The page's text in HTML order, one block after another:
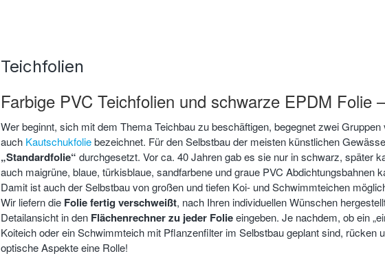
Teichfolien
Farbige PVC Teichfolien und schwarze EPDM Folie
Wer beginnt, sich mit dem Thema Teichbau zu beschäftigen, begegnet zwei
auch Kautschukfoliebezeichnet. Für den Selbstbau der meisten künstlichen
„Standardfolie“ durchgesetzt. Vor ca. 40 Jahren gab es sie nur in schwarz, später
auch maigrüne, blaue, türkisblaue, sandfarbene und graue PVC Abdichtungsbahnen
Damit ist auch der Selbstbau von großen und tiefen Koi- und Schwimmteichen
Wir liefern die Folie fertig verschweißt, nach Ihren individuellen Wünschen
Detailansicht in den Flächenrechner zu jeder Folieeingeben. Je nachdem, ob ein
Koiteich oder ein Schwimmteich mit Pflanzenfilter im Selbstbau geplant sind, rücken
optische Aspekte eine Rolle!